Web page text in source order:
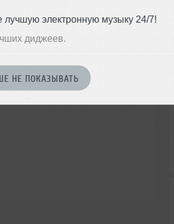
электронную музыку 24/7!
диджеев.
НЕ ПОКАЗЫВАТЬ